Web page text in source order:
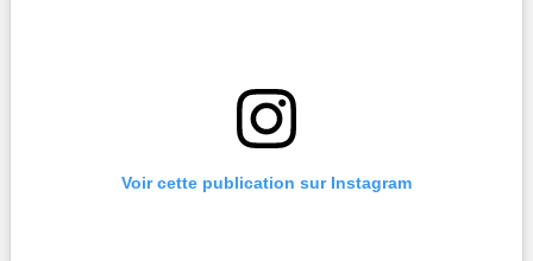
Voir cette publication sur Instagram